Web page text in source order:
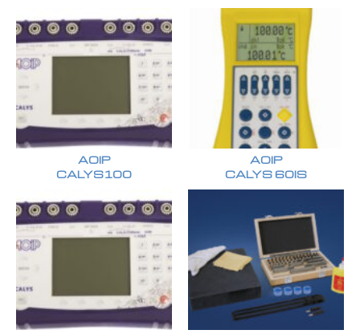
AOIP
CALYS100
AOIP
CALYS 60IS